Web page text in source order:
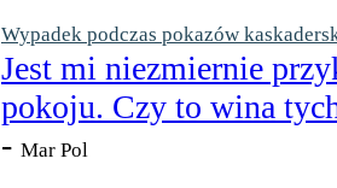
Wypadek podczas pokazów
Jest mi niezmiernie
pokoju. Czy to wina
- Mar Pol